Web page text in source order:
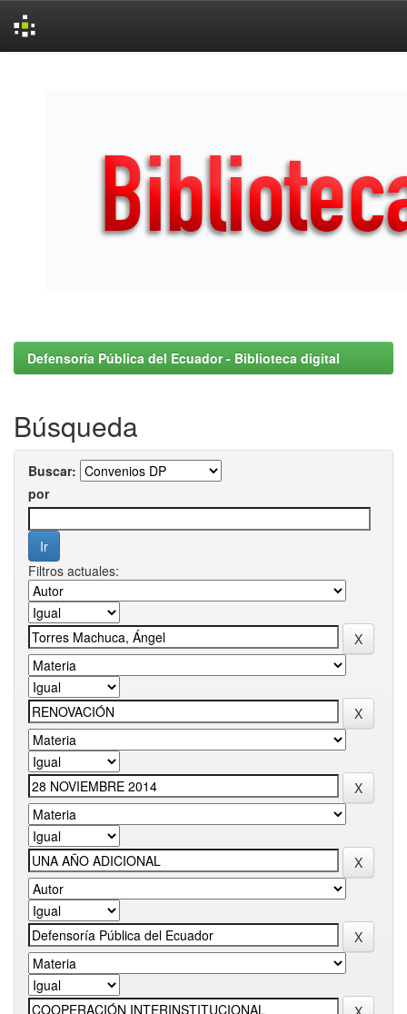
Defensoría Pública del Ecuador - Biblioteca digital
Búsqueda
Buscar:
por
Filtros actuales: